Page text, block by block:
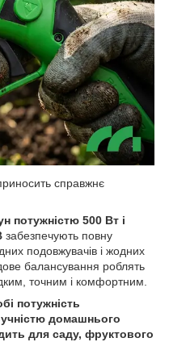
справжнє
потужністю 500 Вт і
забезпечують повну
подовжувачів і жодних
балансування роблять
точним і комфортним.
потужність
домашнього
для саду, фруктового